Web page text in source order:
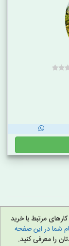
مرتبط با خرید
شما در این صفحه
را معرفی کنید.